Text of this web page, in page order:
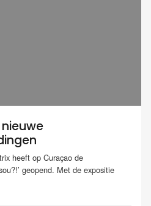
heeft op Curaçao de
geopend. Met de expositie